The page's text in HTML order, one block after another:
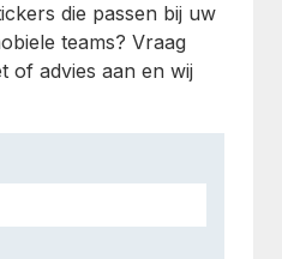
die passen bij uw
teams? Vraag
of advies aan en wij